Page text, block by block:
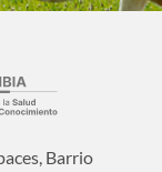
Barrio